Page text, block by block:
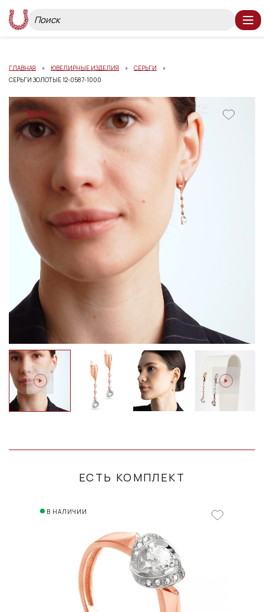
ГЛАВНАЯ ЮВЕЛИРНЫЕ ИЗДЕЛИЯ
СЕРЬГИ
СЕРЬГИ ЗОЛОТЫЕ 12-0587-1000
ЕСТЬ КОМПЛЕКТ
В НАЛИЧИИ
55 %